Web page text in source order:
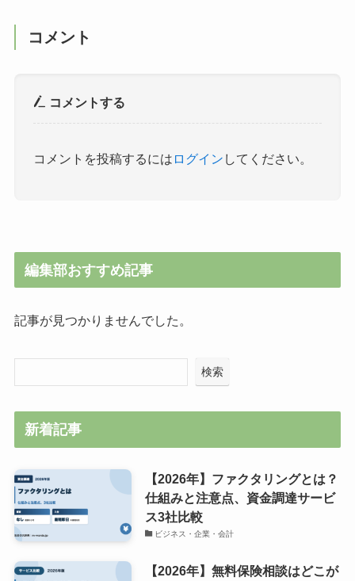
コメント
コメントする
コメントを投稿するには ログイン してください。
編集部おすすめ記事
記事が見つかりませんでした。
検索
新着記事
【2026年】ファクタリングとは？
仕組みと注意点、資金調達サービ
ス3社比較
ビジネス・企業・会計
【2026年】無料保険相談はどこが